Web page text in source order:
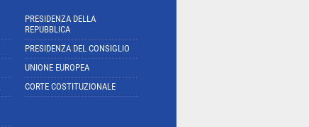
PRESIDENZA DELLA
REPUBBLICA
PRESIDENZA DEL CONSIGLIO
UNIONE EUROPEA
CORTE COSTITUZIONALE